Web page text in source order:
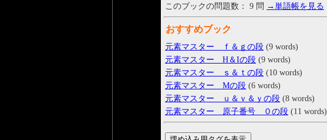
このブックの問題数： 9 問 →単語帳を見る
おすすめブック
元素マスター ｆ＆ｇの段 (9 words)
元素マスター H＆Iの段 (9 words)
元素マスター ｓ＆ｔの段 (10 words)
元素マスター Mの段 (6 words)
元素マスター ｕ＆ｖ＆ｙの段 (8 words)
元素マスター 原子番号 ０の段 (11 words)